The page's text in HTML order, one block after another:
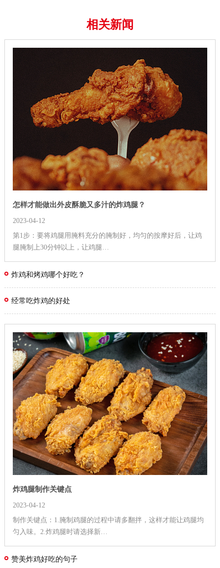
相关新闻
怎样才能做出外皮酥脆又多汁的炸鸡腿？
2023-04-12
第1步：要将鸡腿用腌料充分的腌制好，均匀的按摩好后，让鸡
腿腌制上30分钟以上，让鸡腿…
炸鸡和烤鸡哪个好吃？
经常吃炸鸡的好处
炸鸡腿制作关键点
2023-04-12
制作关键点：1.腌制鸡腿的过程中请多翻拌，这样才能让鸡腿均
匀入味。2.炸鸡腿时请选择新…
赞美炸鸡好吃的句子